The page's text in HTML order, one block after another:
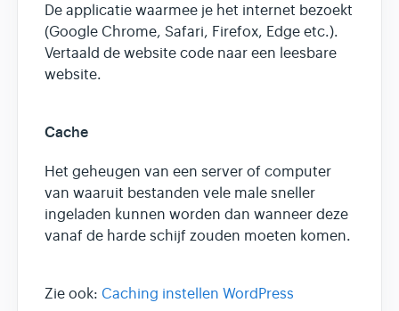
De applicatie waarmee je het internet bezoekt
(Google Chrome, Safari, Firefox, Edge etc.).
Vertaald de website code naar een leesbare
website.
Cache
Het geheugen van een server of computer
van waaruit bestanden vele male sneller
ingeladen kunnen worden dan wanneer deze
vanaf de harde schijf zouden moeten komen.
Zie ook: Caching instellen WordPress